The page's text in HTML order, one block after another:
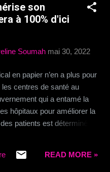
son
à 100% d'ici
Soumah mai 30, 2022
en papier n’en a plus pour
centres de santé au
qui a entamé la
hôpitaux pour améliorer la
patients est déterminé à
y relatif a été annoncé
READ MORE »